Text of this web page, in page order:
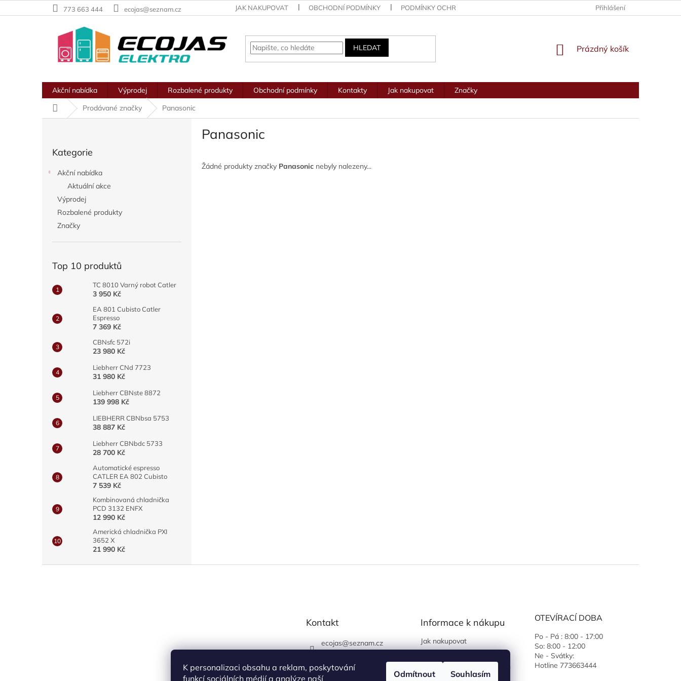
K personalizaci obsahu a reklam, poskytování
funkcí sociálních médií a analýze naší
Odmítnout Souhlasím
na
773 663 444 ecojas@seznam.cz JAK NAKUPOVAT OBCHODNÍ PODMÍNKY PODMÍNKY OCHRANY OSOBNÍCH ÚDAJŮ Přihlášení
HLEDAT
NÁKUPNÍ
Prázdný košík
Akční nabídka Výprodej Rozbalené produkty Obchodní podmínky Kontakty Jak nakupovat
Značky
Domů
Prodávané značky Panasonic
kategorie
Kategorie
Akční nabídka
Aktuální akce
Výprodej
Rozbalené produkty
Značky
Top 10 produktů
TC 8010 Varný robot Catler
3 950 Kč
EA 801 Cubisto Catler
Espresso
7 369 Kč
CBNsfc 572i
23 980 Kč
Liebherr CNd 7723
31 980 Kč
Liebherr CBNste 8872
139 998 Kč
LIEBHERR CBNbsa 5753
38 887 Kč
Liebherr CBNbdc 5733
28 700 Kč
Automatické espresso
CATLER EA 802 Cubisto
7 539 Kč
Kombinovaná chladnička
PCD 3132 ENFX
12 990 Kč
Americká chladnička PXI
3652 X
21 990 Kč
Panasonic
Žádné produkty značky Panasonic nebyly nalezeny...
Kontakt
ecojas@seznam.cz
730 444 400 (prodejna
Informace k nákupu
Jak nakupovat
Podmínky ochrany osobních
údajů
OTEVÍRACÍ DOBA
Po - Pá : 8:00 - 17:00
So: 8:00 - 12:00
Ne - Svátky:
Hotline 773663444